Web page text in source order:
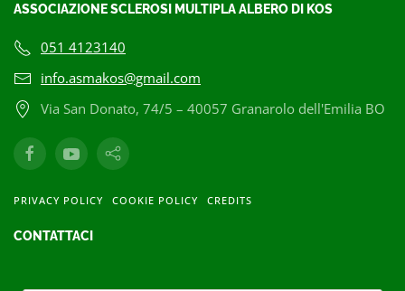
ASSOCIAZIONE SCLEROSI MULTIPLA ALBERO DI KOS
051 4123140
info.asmakos@gmail.com
Via San Donato, 74/5 – 40057 Granarolo dell'Emilia BO
PRIVACY POLICY COOKIE POLICY CREDITS
CONTATTACI